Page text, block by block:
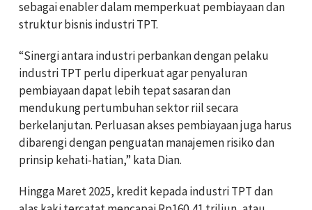
sebagai enabler dalam memperkuat pembiayaan dan
struktur bisnis industri TPT.
“Sinergi antara industri perbankan dengan pelaku
industri TPT perlu diperkuat agar penyaluran
pembiayaan dapat lebih tepat sasaran dan
mendukung pertumbuhan sektor riil secara
berkelanjutan. Perluasan akses pembiayaan juga harus
dibarengi dengan penguatan manajemen risiko dan
prinsip kehati-hatian,” kata Dian.
Hingga Maret 2025, kredit kepada industri TPT dan